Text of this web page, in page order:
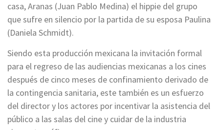
casa, Aranas (Juan Pablo Medina) el hippie del grupo
que sufre en silencio por la partida de su esposa Paulina
(Daniela Schmidt).
Siendo esta producción mexicana la invitación formal
para el regreso de las audiencias mexicanas a los cines
después de cinco meses de confinamiento derivado de
la contingencia sanitaria, este también es un esfuerzo
del director y los actores por incentivar la asistencia del
público a las salas del cine y cuidar de la industria